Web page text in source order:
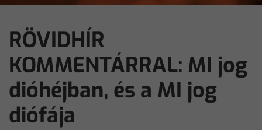
RÖVIDHÍR
KOMMENTÁRRAL: MI jog
dióhéjban, és a MI jog
diófája